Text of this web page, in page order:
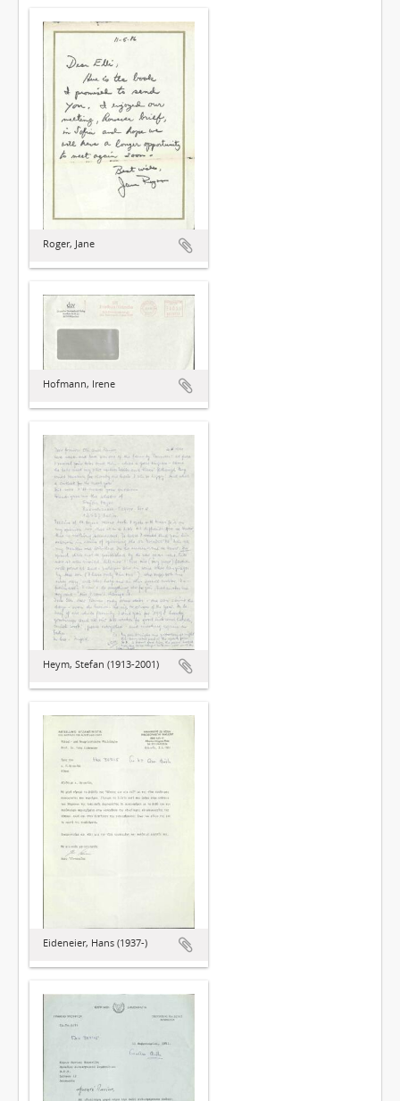
Roger, Jane
Hofmann, Irene
Heym, Stefan (1913-2001)
Eideneier, Hans (1937-)